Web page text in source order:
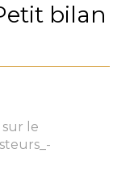
bilan
sur le